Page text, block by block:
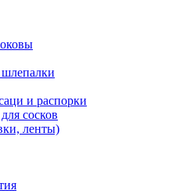
и распорки
сосков
ленты)